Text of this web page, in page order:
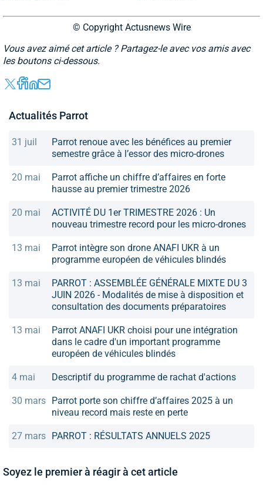
© Copyright Actusnews Wire
Vous avez aimé cet article ? Partagez-le avec vos amis avec
les boutons ci-dessous.
Actualités Parrot
31 juil
Parrot renoue avec les bénéfices au premier
semestre grâce à l’essor des micro-drones
20 mai
Parrot affiche un chiffre d’affaires en forte
hausse au premier trimestre 2026
20 mai
ACTIVITÉ DU 1er TRIMESTRE 2026 : Un
nouveau trimestre record pour les micro-drones
13 mai
Parrot intègre son drone ANAFI UKR à un
programme européen de véhicules blindés
13 mai
PARROT : ASSEMBLÉE GÉNÉRALE MIXTE DU 3
JUIN 2026 - Modalités de mise à disposition et
consultation des documents préparatoires
13 mai
Parrot ANAFI UKR choisi pour une intégration
dans le cadre d'un important programme
européen de véhicules blindés
4 mai Descriptif du programme de rachat d'actions
30 mars Parrot porte son chiffre d’affaires 2025 à un
niveau record mais reste en perte
27 mars PARROT : RÉSULTATS ANNUELS 2025
Soyez le premier à réagir à cet article